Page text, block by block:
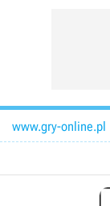
www.gry-online.pl